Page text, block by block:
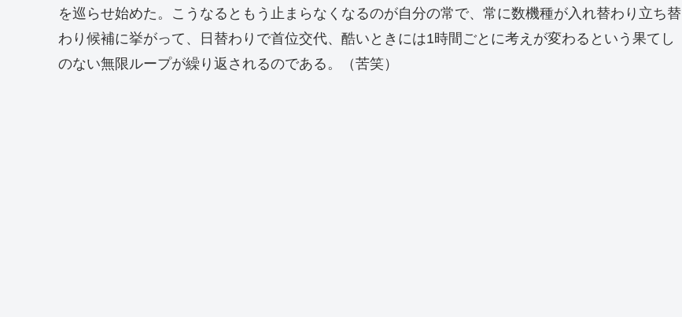
を巡らせ始めた。こうなるともう止まらなくなるのが自分の常で、常に数機種が入れ替わり立ち替
わり候補に挙がって、日替わりで首位交代、酷いときには1時間ごとに考えが変わるという果てし
のない無限ループが繰り返されるのである。（苦笑）